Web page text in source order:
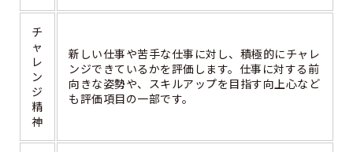
チ
ャ
レ
ン
ジ
精
神
新しい仕事や苦手な仕事に対し、積極的にチャレ
ンジできているかを評価します。仕事に対する前
向きな姿勢や、スキルアップを目指す向上心など
も評価項目の一部です。